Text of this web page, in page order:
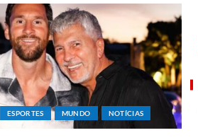
ESPORTES MUNDO NOTÍCIAS